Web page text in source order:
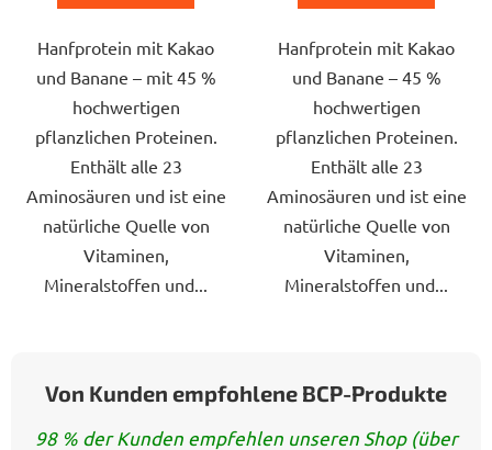
Sternen.
Hanfprotein mit Kakao
und Banane – mit 45 %
hochwertigen
pflanzlichen Proteinen.
Enthält alle 23
Aminosäuren und ist eine
natürliche Quelle von
Vitaminen,
Mineralstoffen und...
Sternen.
Hanfprotein mit Kakao
und Banane – 45 %
hochwertigen
pflanzlichen Proteinen.
Enthält alle 23
Aminosäuren und ist eine
natürliche Quelle von
Vitaminen,
Mineralstoffen und...
Von Kunden empfohlene BCP-Produkte
98 % der Kunden empfehlen unseren Shop (über